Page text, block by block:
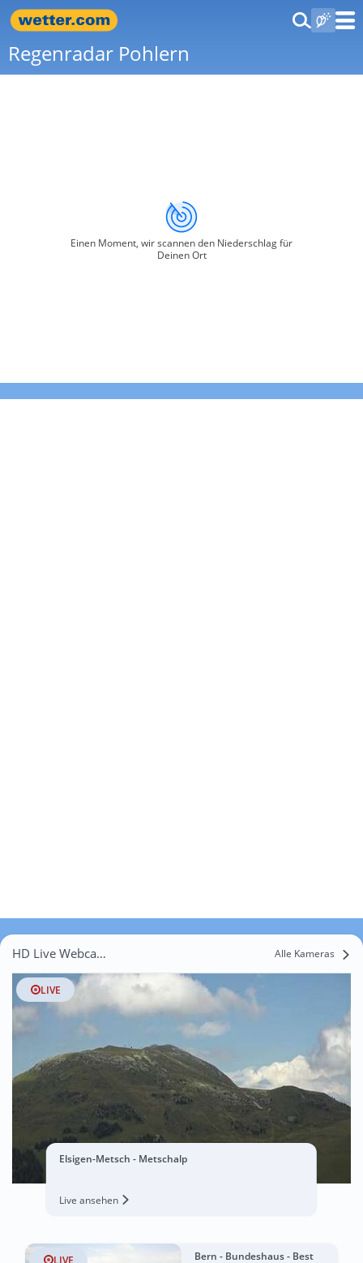
Regenradar Pohlern
Einen Moment, wir scannen den Niederschlag für
Deinen Ort
HD Live Webcams Pohlern Alle Kameras
LIVE
Elsigen-Metsch - Metschalp
Live ansehen
LIVE
Bern - Bundeshaus - Best